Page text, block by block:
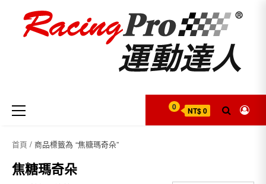
content
Primary
Menu
0 NT$ 0
首頁 / 商品標籤為 “焦糖瑪奇朵”
焦糖瑪奇朵